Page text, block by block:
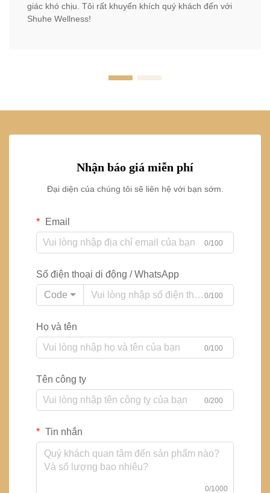
giác khó chịu. Tôi rất khuyến khích quý khách đến với
Shuhe Wellness!
Nhận báo giá miễn phí
Đại diện của chúng tôi sẽ liên hệ với bạn sớm.
Email
0/100
Số điện thoại di động / WhatsApp
Code
0/100
Họ và tên
0/100
Tên công ty
0/200
Tin nhắn
0/1000